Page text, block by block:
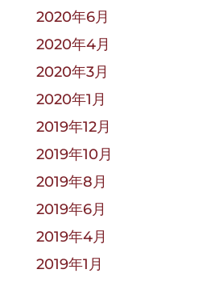
2020年6月
2020年4月
2020年3月
2020年1月
2019年12月
2019年10月
2019年8月
2019年6月
2019年4月
2019年1月